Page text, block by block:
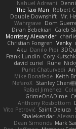
Nahuel Adreani
The Taxi Man
Robert
Double Downshift Mr.
Wahrgrave Dom
Diran Bebekian Caleb
Morrissey Alexander
Christian Forsgren Venky
Aku Danilo Pipi
Frank Lundin Cory
david curiel
Rune
Punit Chaturvedi
Mike Bonafede Keith
NefaroX Stanley Chen榕
Rafael Jimenez
GrimeOnADime
Anthony Rosbottom
Vito Petrović Saint Deluca
Shalekendar
Dean Simonds Mark